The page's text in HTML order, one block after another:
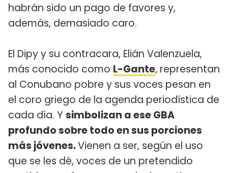
habrán sido un pago de favores y,
además, demasiado caro.
El Dipy y su contracara, Elián Valenzuela,
más conocido como L-Gante, representan
al Conubano pobre y sus voces pesan en
el coro griego de la agenda periodística de
cada día. Y simbolizan a ese GBA
profundo sobre todo en sus porciones
más jóvenes.Vienen a ser, según el uso
que se les dé, voces de un pretendido